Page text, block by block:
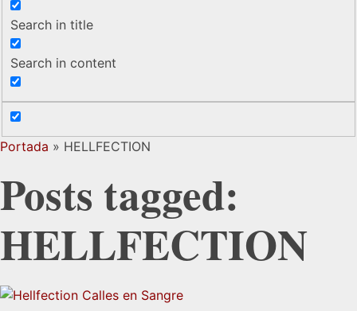
Search in title
Search in content
Portada » HELLFECTION
Posts tagged:
HELLFECTION